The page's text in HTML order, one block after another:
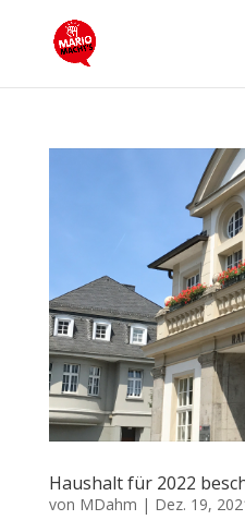
Haushalt für 2022
von MDahm | Dez. 19,